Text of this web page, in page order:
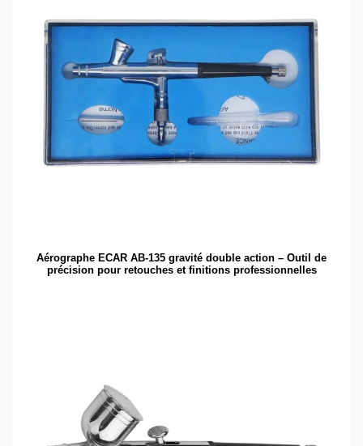
Aérographe ECAR AB-135 gravité double action – Outil de
précision pour retouches et finitions professionnelles